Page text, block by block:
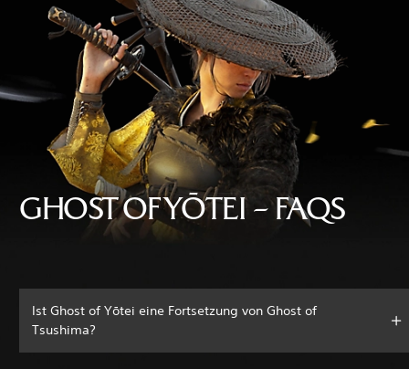
GHOST OF YŌTEI – FAQS
Ist Ghost of Yōtei eine Fortsetzung von Ghost of
Tsushima?